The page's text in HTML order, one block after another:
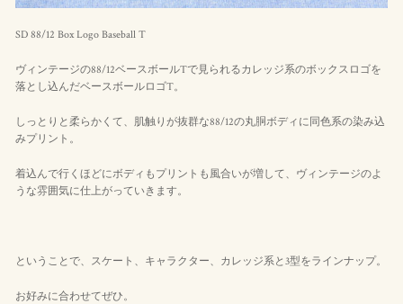
SD 88/12 Box Logo Baseball T
ヴィンテージの88/12ベースボールTで見られるカレッジ系のボックスロゴを
落とし込んだベースボールロゴT。
しっとりと柔らかくて、肌触りが抜群な88/12の丸胴ボディに同色系の染み込
みプリント。
着込んで行くほどにボディもプリントも風合いが増して、ヴィンテージのよ
うな雰囲気に仕上がっていきます。
ということで、スケート、キャラクター、カレッジ系と3型をラインナップ。
お好みに合わせてぜひ。